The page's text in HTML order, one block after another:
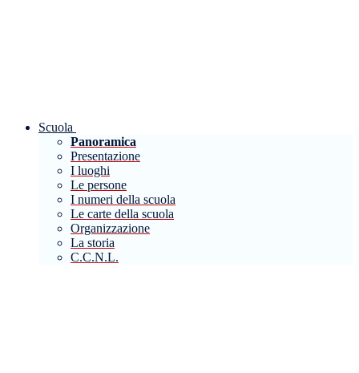
Scuola
Panoramica
Presentazione
I luoghi
Le persone
I numeri della scuola
Le carte della scuola
Organizzazione
La storia
C.C.N.L.